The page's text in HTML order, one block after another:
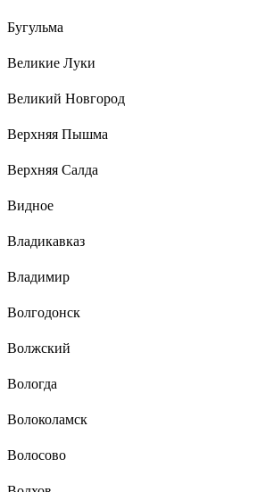
Бугульма
Великие Луки
Великий Новгород
Верхняя Пышма
Верхняя Салда
Видное
Владикавказ
Владимир
Волгодонск
Волжский
Вологда
Волоколамск
Волосово